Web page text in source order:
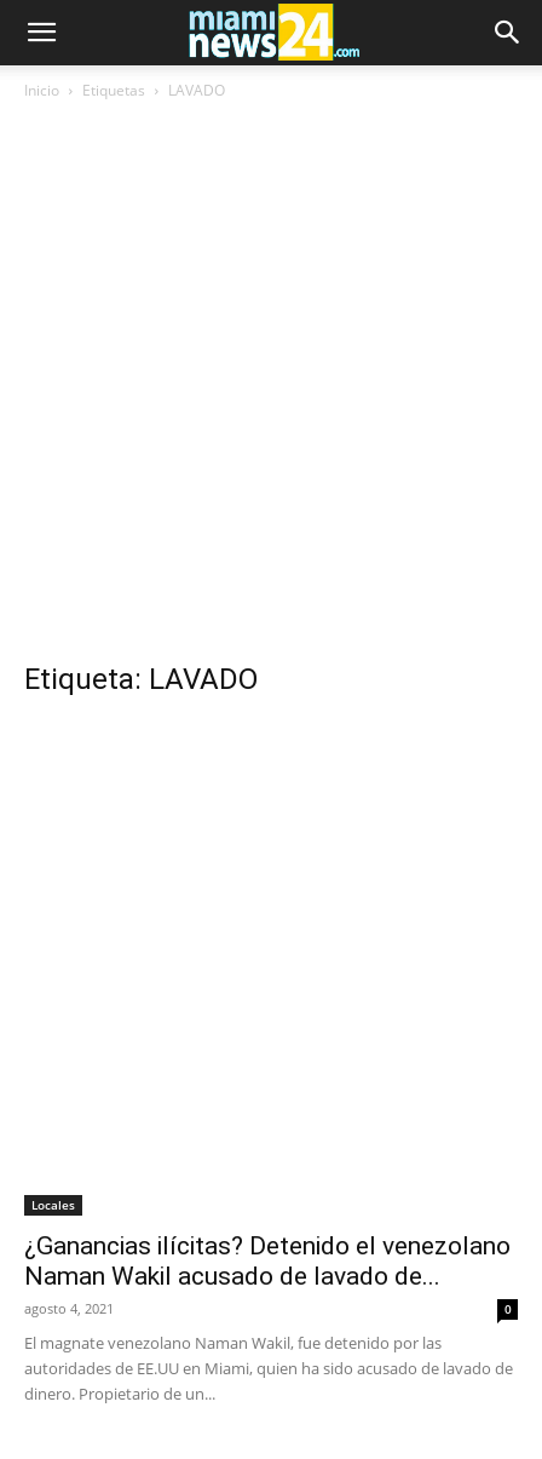
Inicio Etiquetas LAVADO
Etiqueta: LAVADO
Locales
¿Ganancias ilícitas? Detenido el venezolano
Naman Wakil acusado de lavado de...
agosto 4, 2021 0
El magnate venezolano Naman Wakil, fue detenido por las
autoridades de EE.UU en Miami, quien ha sido acusado de lavado de
dinero. Propietario de un...